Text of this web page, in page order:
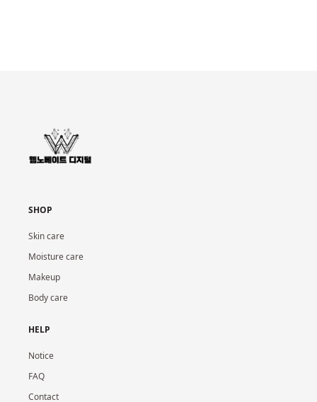
SHOP
Skin care
Moisture care
Makeup
Body care
HELP
Notice
FAQ
Contact